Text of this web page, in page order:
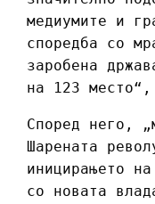
медиумите и
споредба со
заробена
на 123 место“,
Според него,
Шарената
иницирањето
со новата